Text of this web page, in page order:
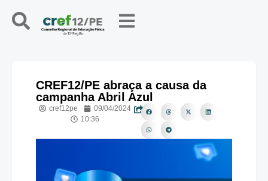
CREF12/PE abraça a causa da
campanha Abril Azul
cref12pe
09/04/2024
10:36